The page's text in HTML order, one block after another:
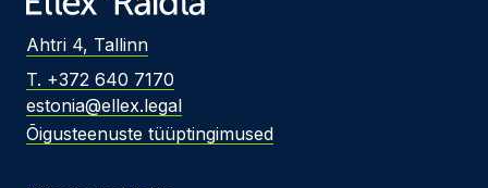
Ahtri 4, Tallinn
T. +372 640 7170
estonia@ellex.legal
Õigusteenuste tüüptingimused